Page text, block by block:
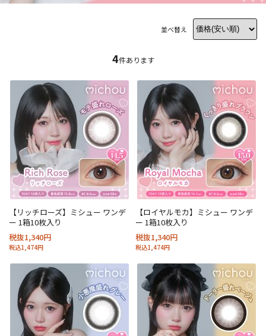
並べ替え
4件あります
【リッチローズ】ミシュー ワンデ
ー 1箱10枚入り
税抜1,340円
税込1,474円
【ロイヤルモカ】ミシュー ワンデ
ー 1箱10枚入り
税抜1,340円
税込1,474円